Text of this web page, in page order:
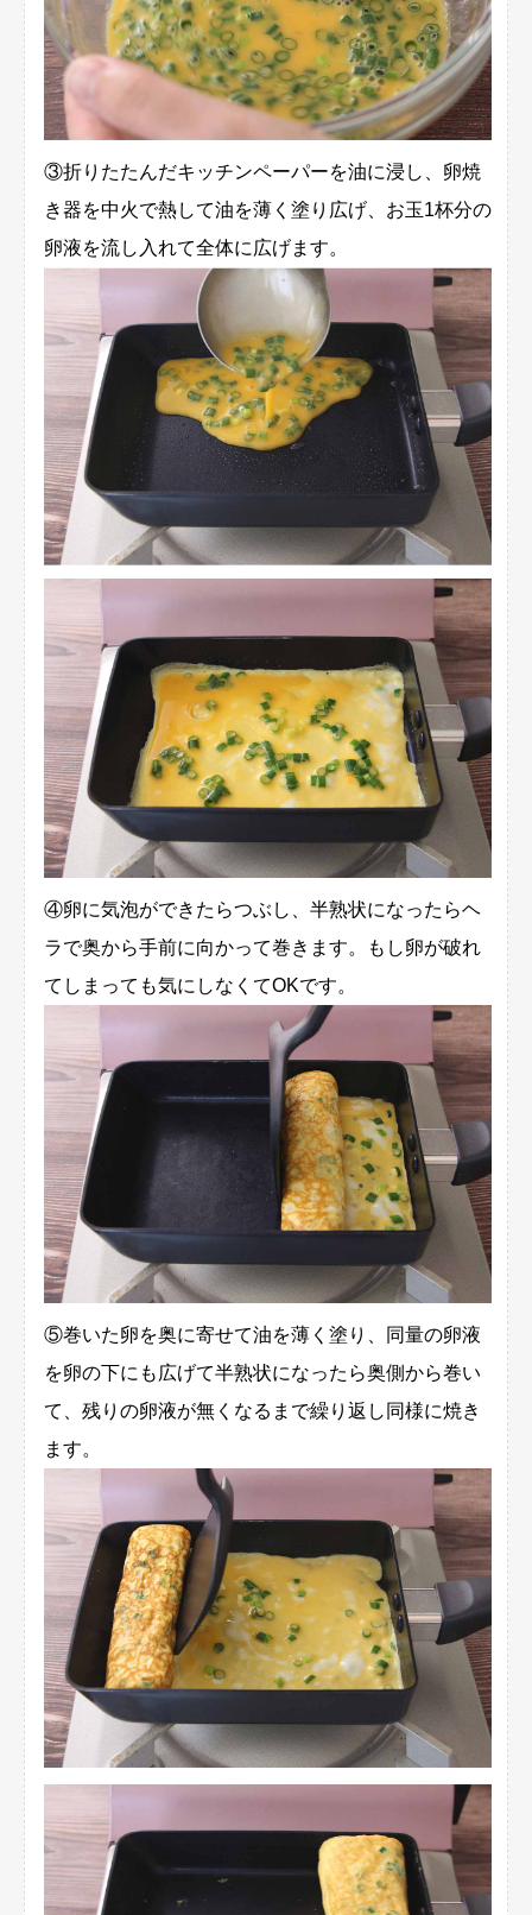
③折りたたんだキッチンペーパーを油に浸し、卵焼
き器を中火で熱して油を薄く塗り広げ、お玉1杯分の
卵液を流し入れて全体に広げます。
④卵に気泡ができたらつぶし、半熟状になったらヘ
ラで奥から手前に向かって巻きます。もし卵が破れ
てしまっても気にしなくてOKです。
⑤巻いた卵を奥に寄せて油を薄く塗り、同量の卵液
を卵の下にも広げて半熟状になったら奥側から巻い
て、残りの卵液が無くなるまで繰り返し同様に焼き
ます。